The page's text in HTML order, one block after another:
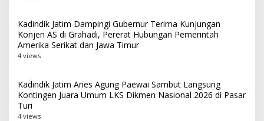
Kadindik Jatim Dampingi Gubernur Terima Kunjungan
Konjen AS di Grahadi, Pererat Hubungan Pemerintah
Amerika Serikat dan Jawa Timur
4 views
Kadindik Jatim Aries Agung Paewai Sambut Langsung
Kontingen Juara Umum LKS Dikmen Nasional 2026 di Pasar
Turi
4 views